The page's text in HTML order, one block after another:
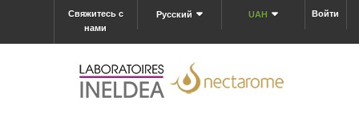
Войти
UAH
Русский
Свяжитесь с
нами